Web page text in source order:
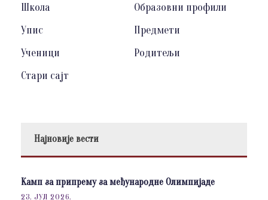
Школа
Образовни профили
Упис
Предмети
Ученици
Родитељи
Стари сајт
Најновије вести
Камп за припрему за међународне Олимпијаде
23. ЈУЛ 2026.